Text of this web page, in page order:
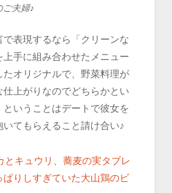
ご夫婦♪
表現するなら「クリーンな
手に組み合わせたメニュー
オリジナルで、野菜料理が
上がりなのでどちらかとい
いうことはデートで彼女を
てもらえること請け合い♪